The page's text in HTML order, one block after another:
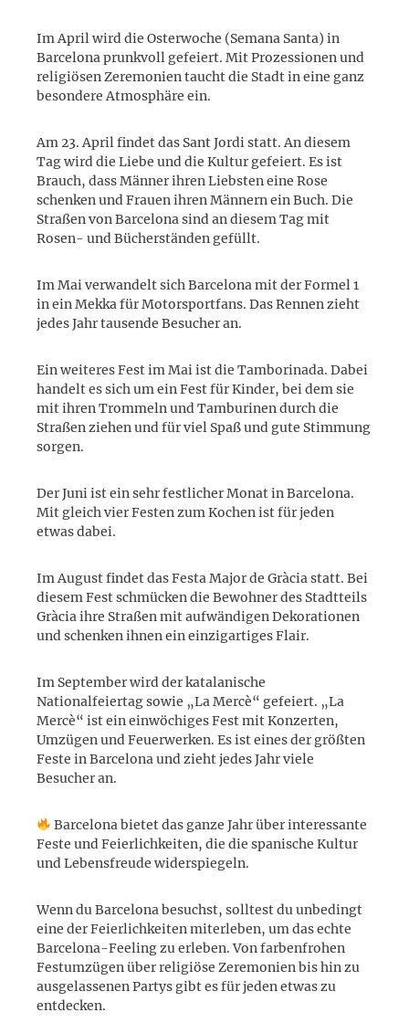
Im April wird die Osterwoche (Semana Santa) in
Barcelona prunkvoll gefeiert. Mit Prozessionen und
religiösen Zeremonien taucht die Stadt in eine ganz
besondere Atmosphäre ein.
Am 23. April findet das Sant Jordi statt. An diesem
Tag wird die Liebe und die Kultur gefeiert. Es ist
Brauch, dass Männer ihren Liebsten eine Rose
schenken und Frauen ihren Männern ein Buch. Die
Straßen von Barcelona sind an diesem Tag mit
Rosen- und Bücherständen gefüllt.
Im Mai verwandelt sich Barcelona mit der Formel 1
in ein Mekka für Motorsportfans. Das Rennen zieht
jedes Jahr tausende Besucher an.
Ein weiteres Fest im Mai ist die Tamborinada. Dabei
handelt es sich um ein Fest für Kinder, bei dem sie
mit ihren Trommeln und Tamburinen durch die
Straßen ziehen und für viel Spaß und gute Stimmung
sorgen.
Der Juni ist ein sehr festlicher Monat in Barcelona.
Mit gleich vier Festen zum Kochen ist für jeden
etwas dabei.
Im August findet das Festa Major de Gràcia statt. Bei
diesem Fest schmücken die Bewohner des Stadtteils
Gràcia ihre Straßen mit aufwändigen Dekorationen
und schenken ihnen ein einzigartiges Flair.
Im September wird der katalanische
Nationalfeiertag sowie „La Mercè“ gefeiert. „La
Mercè“ ist ein einwöchiges Fest mit Konzerten,
Umzügen und Feuerwerken. Es ist eines der größten
Feste in Barcelona und zieht jedes Jahr viele
Besucher an.
Barcelona bietet das ganze Jahr über interessante
Feste und Feierlichkeiten, die die spanische Kultur
und Lebensfreude widerspiegeln.
Wenn du Barcelona besuchst, solltest du unbedingt
eine der Feierlichkeiten miterleben, um das echte
Barcelona-Feeling zu erleben. Von farbenfrohen
Festumzügen über religiöse Zeremonien bis hin zu
ausgelassenen Partys gibt es für jeden etwas zu
entdecken.